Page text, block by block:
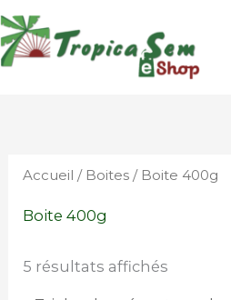
Aller
au
contenu
Accueil / Boites / Boite 400g
Boite 400g
5 résultats affichés
plus
ancien